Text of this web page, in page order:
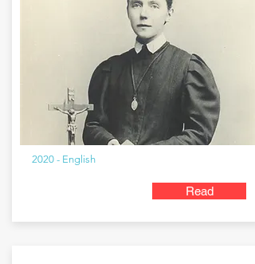
2020 - English
Read